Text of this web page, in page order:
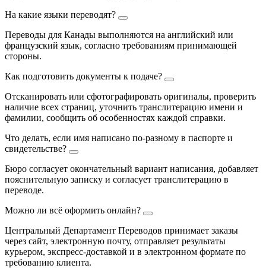
На какие языки переводят?
Переводы для Канады выполняются на английский или
французский язык, согласно требованиям принимающей
стороны.
Как подготовить документы к подаче?
Отсканировать или сфотографировать оригиналы, проверить
наличие всех страниц, уточнить транслитерацию имени и
фамилии, сообщить об особенностях каждой справки.
Что делать, если имя написано по-разному в паспорте и
свидетельстве?
Бюро согласует окончательный вариант написания, добавляет
пояснительную записку и согласует транслитерацию в
переводе.
Можно ли всё оформить онлайн?
Центральный Департамент Переводов принимает заказы
через сайт, электронную почту, отправляет результаты
курьером, экспресс-доставкой и в электронном формате по
требованию клиента.